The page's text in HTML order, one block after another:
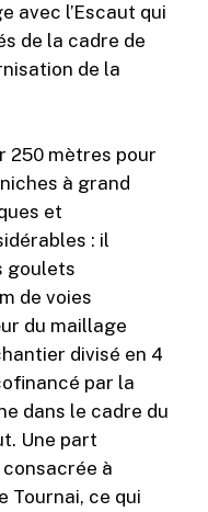
avec l’Escaut qui
de la cadre de
de la
250 mètres pour
à grand
et
: il
goulets
de voies
du maillage
divisé en 4
par la
dans le cadre du
Une part
à
Tournai, ce qui